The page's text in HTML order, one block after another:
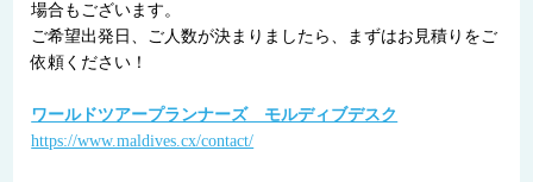
場合もございます。
ご希望出発日、ご人数が決まりましたら、まずはお見積りをご
依頼ください！
ワールドツアープランナーズ モルディブデスク
https://www.maldives.cx/contact/